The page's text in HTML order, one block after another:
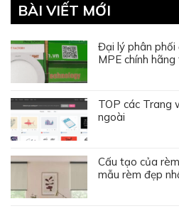
BÀI VIẾT MỚI
Đại lý phân phối
MPE chính
TOP các Trang
ngoài
Cấu tạo của
mẫu rèm đẹp